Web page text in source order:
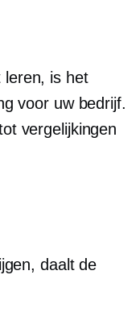
leren, is het
voor uw bedrijf.
vergelijkingen
daalt de